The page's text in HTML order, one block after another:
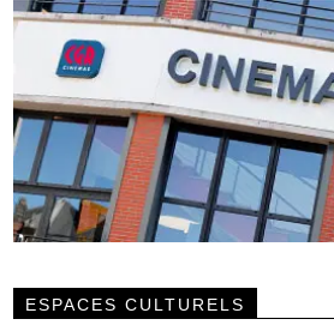
ESPACES CULTURELS